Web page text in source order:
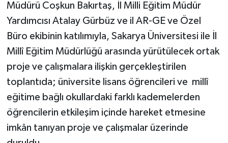
Müdürü Coşkun Bakırtaş, İl Milli Eğitim Müdür
Yardımcısı Atalay Gürbüz ve il AR-GE ve Özel
Büro ekibinin katılımıyla, Sakarya Üniversitesi ile İl
Millî Eğitim Müdürlüğü arasında yürütülecek ortak
proje ve çalışmalara ilişkin gerçekleştirilen
toplantıda; üniversite lisans öğrencileri ve millî
eğitime bağlı okullardaki farklı kademelerden
öğrencilerin etkileşim içinde hareket etmesine
imkân tanıyan proje ve çalışmalar üzerinde